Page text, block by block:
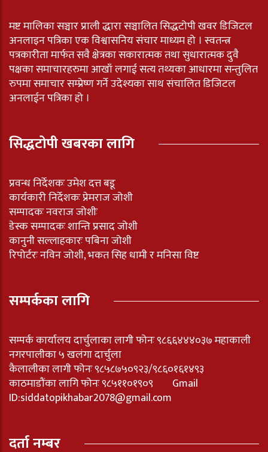
मष्ट मालिका सञ्चार प्राली द्धारा सञ्चालित सिद्धटोपी खवर डिजिटल
अनलाइन पत्रिका एक विश्वासनिय संचार माध्यम हो । स्वतन्त्र
पत्रकारीता मार्फत सवै क्षेत्रका सकारात्मक तथा सुधारात्मक दुवै
पक्षका समाचारहरुमा आखाँ लगाई सत्य तथ्यका आधारमा सन्तुलित
रुपमा समाचार सम्प्रेष्ण गर्ने उदेश्यका साथ संचालित डिजिटल
अनलाईन पत्रिका हो ।
सिद्धटोपी खबरका लागि
प्रवन्ध निर्देशकः उमेश दत्त बडू
कार्यकारी निर्देशकः प्रेमराज जोशी
सम्पादकः नवराज जोशीः
डेस्क सम्पादकः शान्ति प्रसाद जोशी
कानुनी सल्लाहकारः पबिना जोशी
रिपोर्टरः नविन जोशी, भकत सिह धामी र मनिसा विष्ट
सम्पर्कका लागि
सम्पर्क कार्यालय दार्चुलाका लागी फोनः ९८६६४४४०३७ महाकाली
नगरपालीका ५ खलंगा दार्चुला
कैलालीका लागी फोनः ९८५८७५०९२३/९८६०१६१४९३
काठमाडौंका लागि फोनः ९८५११०१९०९ Gmail
ID:siddatopikhabar2078@gmail.com
दर्ता नम्बर